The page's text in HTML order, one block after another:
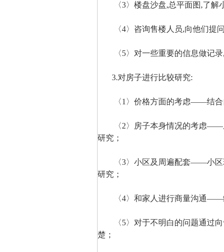
〈3〉楼盘沙盘,总平面图,了解小
〈4〉咨询售楼人员,向他们提
〈5〉对一些重要的信息做记录,
3.对房子进行比较研究:
〈1〉价格方面的考虑——结合
〈2〉房子本身情况的考虑——从
研究；
〈3〉小区及周遍配套——小区环
研究；
〈4〉和家人进行商量沟通——
〈5〉对于不明白的问题通过向
楚；